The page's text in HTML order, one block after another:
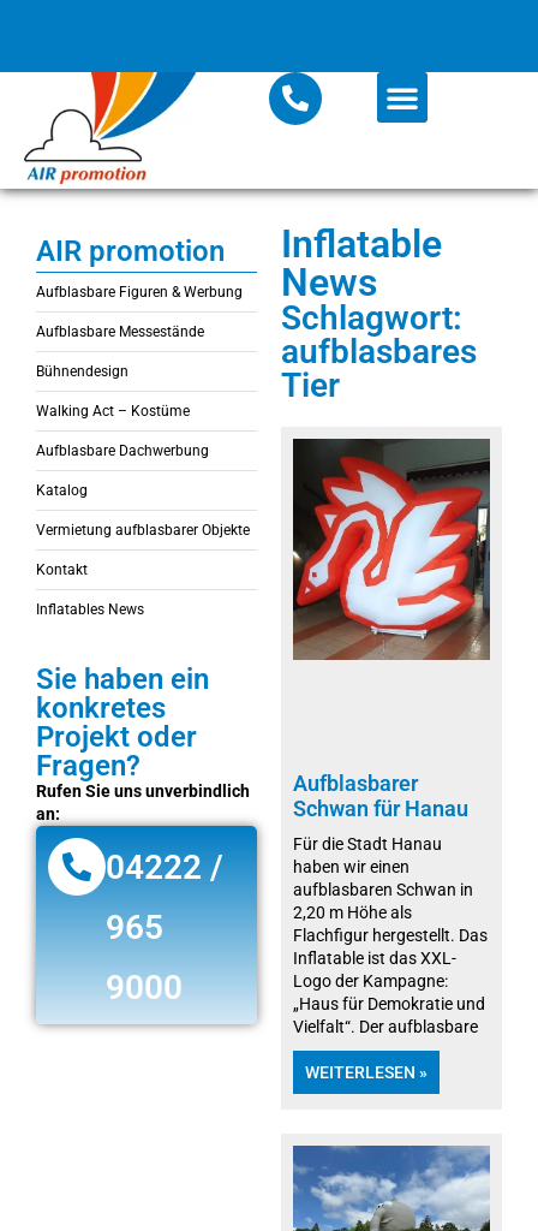
AIR promotion
Aufblasbare Figuren & Werbung
Aufblasbare Messestände
Bühnendesign
Walking Act – Kostüme
Aufblasbare Dachwerbung
Katalog
Vermietung aufblasbarer Objekte
Kontakt
Inflatables News
Sie haben ein
konkretes
Projekt oder
Fragen?
Rufen Sie uns unverbindlich
an:
04222 /
965
9000
Inflatable
News
Schlagwort:
aufblasbares
Tier
Aufblasbarer
Schwan für Hanau
Für die Stadt Hanau
haben wir einen
aufblasbaren Schwan in
2,20 m Höhe als
Flachfigur hergestellt. Das
Inflatable ist das XXL-
Logo der Kampagne:
„Haus für Demokratie und
Vielfalt“. Der aufblasbare
WEITERLESEN »